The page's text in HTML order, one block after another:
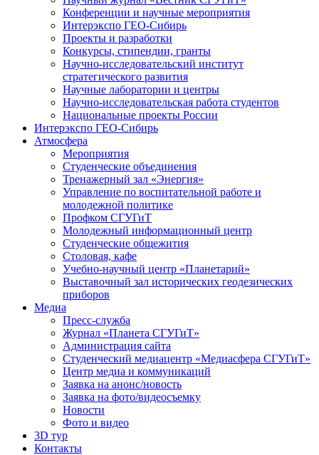
Конференции и научные мероприятия
Интерэкспо ГЕО-Сибирь
Проекты и разработки
Конкурсы, стипендии, гранты
Научно-исследовательский институт
стратегического развития
Научные лаборатории и центры
Научно-исследовательская работа студентов
Национальные проекты России
Интерэкспо ГЕО-Сибирь
Атмосфера
Мероприятия
Студенческие объединения
Тренажерный зал «Энергия»
Управление по воспитательной работе и
молодежной политике
Профком СГУГиТ
Молодежный информационный центр
Студенческие общежития
Столовая, кафе
Учебно-научный центр «Планетарий»
Выставочный зал исторических геодезических
приборов
Медиа
Пресс-служба
Журнал «Планета СГУГиТ»
Администрация сайта
Студенческий медиацентр «Медиасфера СГУГиТ»
Центр медиа и коммуникаций
Заявка на анонс/новость
Заявка на фото/видеосъемку
Новости
Фото и видео
3D тур
Контакты